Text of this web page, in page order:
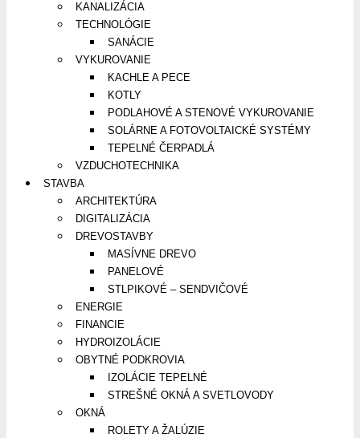
KANALIZÁCIA
TECHNOLÓGIE
SANÁCIE
VYKUROVANIE
KACHLE A PECE
KOTLY
PODLAHOVÉ A STENOVÉ VYKUROVANIE
SOLÁRNE A FOTOVOLTAICKÉ SYSTÉMY
TEPELNÉ ČERPADLÁ
VZDUCHOTECHNIKA
STAVBA
ARCHITEKTÚRA
DIGITALIZÁCIA
DREVOSTAVBY
MASÍVNE DREVO
PANELOVÉ
STLPIKOVÉ – SENDVIČOVÉ
ENERGIE
FINANCIE
HYDROIZOLÁCIE
OBYTNÉ PODKROVIA
IZOLÁCIE TEPELNÉ
STREŠNÉ OKNÁ A SVETLOVODY
OKNÁ
ROLETY A ŽALÚZIE